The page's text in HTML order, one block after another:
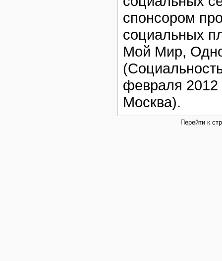
спонсором
социальных
Мой Мир,
февраля 2012
Москва).
Перейти к